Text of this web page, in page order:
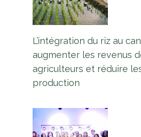
L’intégration du riz au
augmenter les revenus
agriculteurs et réduire
production